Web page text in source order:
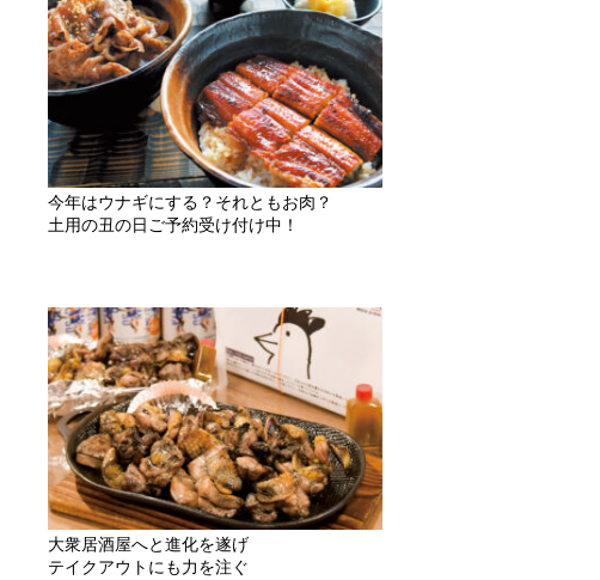
今年はウナギにする？それともお肉？
土用の丑の日ご予約受け付け中！
大衆居酒屋へと進化を遂げ
テイクアウトにも力を注ぐ